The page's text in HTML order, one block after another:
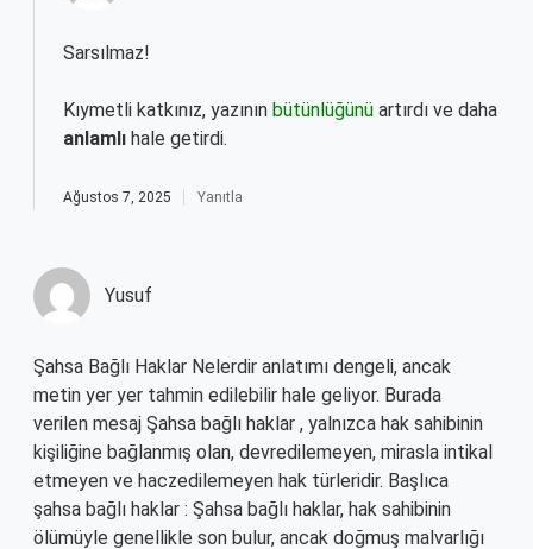
Sarsılmaz!
Kıymetli katkınız, yazının bütünlüğünü artırdı ve daha
anlamlı hale getirdi.
Ağustos 7, 2025 Yanıtla
Yusuf
Şahsa Bağlı Haklar Nelerdir anlatımı dengeli, ancak
metin yer yer tahmin edilebilir hale geliyor. Burada
verilen mesaj Şahsa bağlı haklar , yalnızca hak sahibinin
kişiliğine bağlanmış olan, devredilemeyen, mirasla intikal
etmeyen ve haczedilemeyen hak türleridir. Başlıca
şahsa bağlı haklar : Şahsa bağlı haklar, hak sahibinin
ölümüyle genellikle son bulur, ancak doğmuş malvarlığı